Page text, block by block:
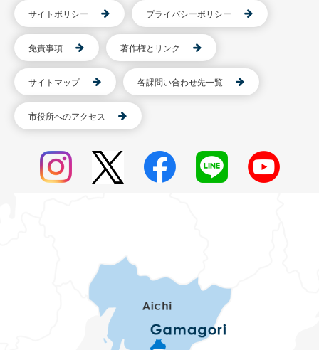
サイトポリシー プライバシーポリシー
免責事項 著作権とリンク
サイトマップ 各課問い合わせ先一覧
市役所へのアクセス